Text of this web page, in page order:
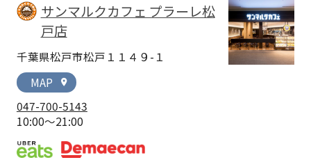
サンマルクカフェ プラーレ松
戸店
千葉県松戸市松戸１１４９-１
MAP
location_on
047-700-5143
10:00～21:00